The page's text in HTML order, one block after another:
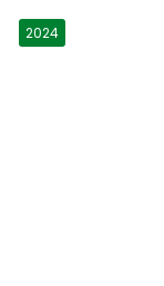
2024